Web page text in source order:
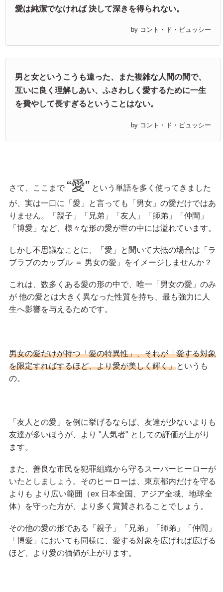
愛は純潔でなければ 決して深きを得られない。
by コント・ド・ビュッシー
男と女というこうも違った、また複雑な人間の間で、
互いに良く理解しあい、ふさわしく愛するために一生
を費やして長すぎるということはない。
by コント・ド・ビュッシー
さて、ここまで “愛” という単語を多く使ってきました
が、実は一口に「愛」と言っても「男女」の愛だけではあ
りません。「親子」「兄弟」「友人」「師弟」「仲間」
「博愛」など、様々な形の愛が世の中には溢れています。
しかし不思議なことに、「愛」と聞いて大抵の場合は「ラ
ブラブのカップル ＝ 男女の愛」をイメージしませんか？
これは、数多くある愛の形の中で、唯一「男女の愛」のみ
が 他の愛とは大きく異なった性質を持ち、最も強力に人
生へ影響を与えるためです。
男女の愛だけが持つ「愛の特異性」、それが「愛する対象
を限定すればするほど、より愛が美しく輝く」というも
の。
「友人との愛」を例に挙げるならば、友達が少ないよりも
友達が多いほうが、より "人気者" としての評価が上がり
ます。
また、善良な市民を犯罪組織から守るスーパーヒーローが
いたとしましょう。そのヒーローは、東京都内だけを守る
よりも より広い範囲（ex 日本全国、アジア全域、地球全
体）を守った方が、より多く賞賛されることでしょう。
その他の愛の形である「親子」「兄弟」「師弟」「仲間」
「博愛」においても同様に、愛する対象を広げれば広げる
ほど、より愛の価値が上がります。